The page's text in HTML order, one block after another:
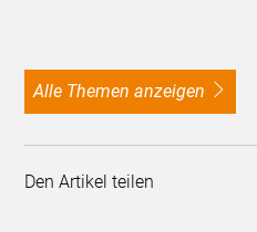
alle Themen anzeigen
Den Artikel teilen